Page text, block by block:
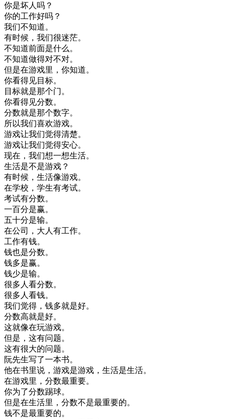
你是坏人吗 ？
你的工作好吗 ？
我们不知道。
有时候 ， 我们很迷茫。
不知道前面是什么。
不知道做得对不对。
但是在游戏里 ， 你知道。
你看得见目标。
目标就是那个门。
你看得见分数。
分数就是那个数字。
所以我们喜欢游戏。
游戏让我们觉得清楚。
游戏让我们觉得安心。
现在 ， 我们想一想生活。
生活是不是游戏 ？
有时候 ， 生活像游戏。
在学校 ， 学生有考试。
考试有分数。
一百分是赢。
五十分是输。
在公司 ， 大人有工作。
工作有钱。
钱也是分数。
钱多是赢。
钱少是输。
很多人看分数。
很多人看钱。
我们觉得 ， 钱多就是好。
分数高就是好。
这就像在玩游戏。
但是 ， 这有问题。
这有很大的问题。
阮先生写了一本书。
他在书里说 ， 游戏是游戏 ， 生活是生活。
在游戏里 ， 分数最重要。
你为了分数踢球。
但是在生活里 ， 分数不是最重要的。
钱不是最重要的。